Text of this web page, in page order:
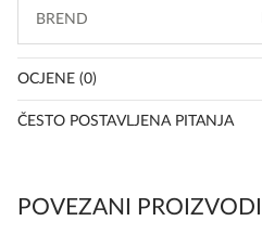
BREND
OCJENE (0)
ČESTO POSTAVLJENA PITANJA
POVEZANI PROIZVODI